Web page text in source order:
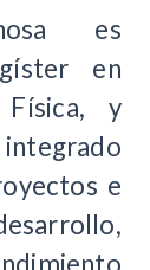
es
en
y
e